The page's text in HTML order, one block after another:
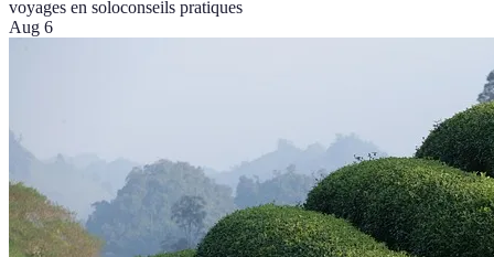
voyages en soloconseils pratiques
Aug 6